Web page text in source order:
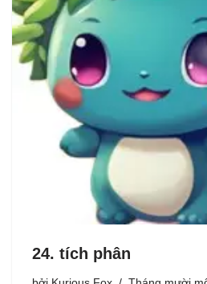
24. tích phân